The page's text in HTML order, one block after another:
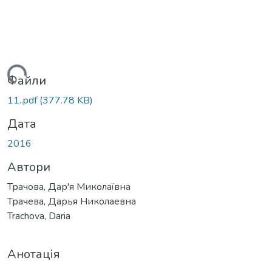
Файли
11..pdf(377.78 KB)
Дата
2016
Автори
Трачова, Дар'я Миколаївна
Трачева, Дарья Николаевна
Trachova, Daria
Анотація